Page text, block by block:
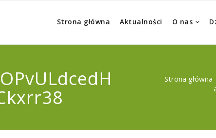
Strona główna Aktualności O nas
Strona główna